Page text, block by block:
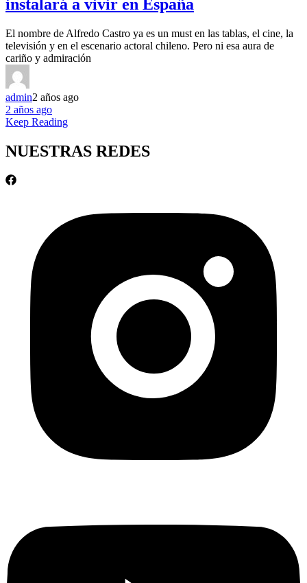
instalará a vivir en España
El nombre de Alfredo Castro ya es un must en las tablas, el cine, la
televisión y en el escenario actoral chileno. Pero ni esa aura de
cariño y admiración
admin2 años ago
2 años ago
Keep Reading
NUESTRAS REDES